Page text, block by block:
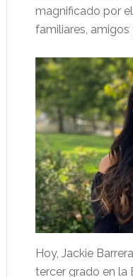
magnificado por
familiares,
Hoy, Jackie
tercer grado en la